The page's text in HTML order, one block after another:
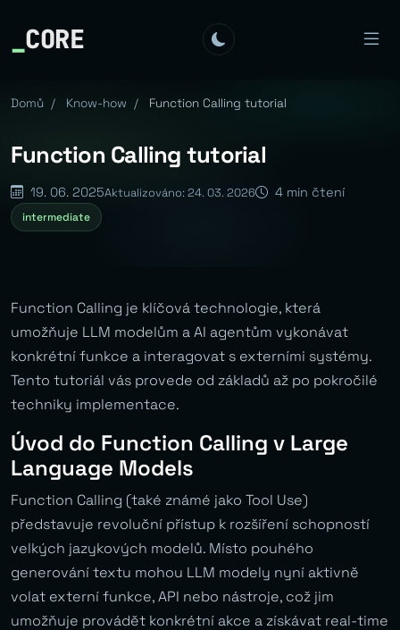
_CORE
Domů / Know-how / Function Calling tutorial
Function Calling tutorial
19. 06. 2025Aktualizováno: 24. 03. 2026 4 min čtení
intermediate
Function Calling je klíčová technologie, která
umožňuje LLM modelům a AI agentům vykonávat
konkrétní funkce a interagovat s externími systémy.
Tento tutoriál vás provede od základů až po pokročilé
techniky implementace.
Úvod do Function Calling v Large
Language Models
Function Calling (také známé jako Tool Use)
představuje revoluční přístup k rozšíření schopností
velkých jazykových modelů. Místo pouhého
generování textu mohou LLM modely nyní aktivně
volat externí funkce, API nebo nástroje, což jim
umožňuje provádět konkrétní akce a získávat real-time